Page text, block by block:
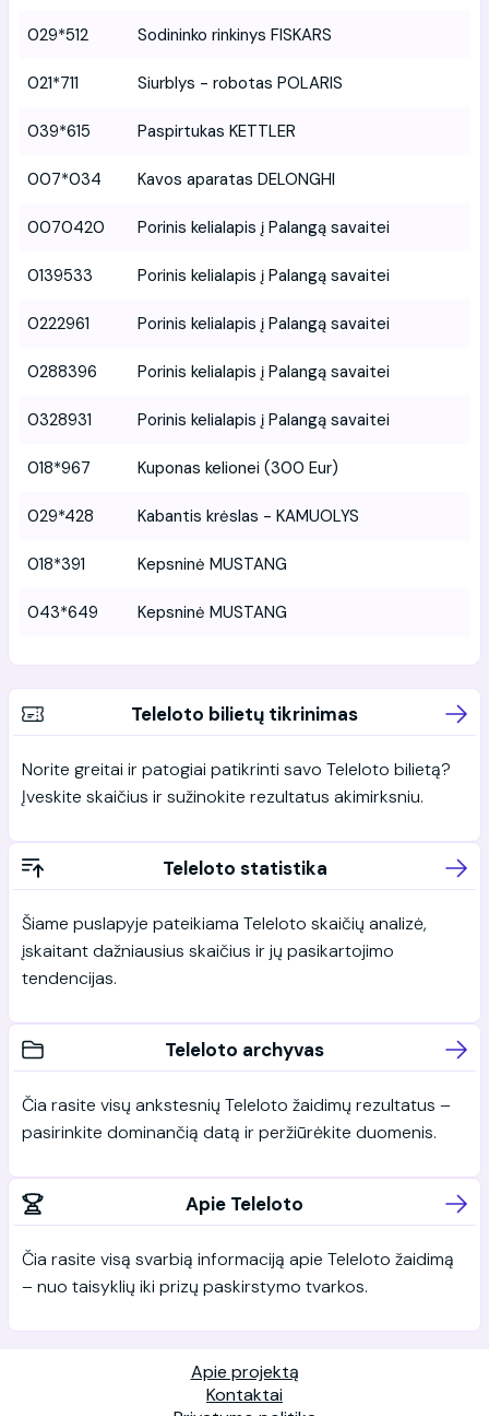
029*512 Sodininko rinkinys FISKARS
021*711 Siurblys - robotas POLARIS
039*615 Paspirtukas KETTLER
007*034 Kavos aparatas DELONGHI
0070420 Porinis kelialapis į Palangą savaitei
0139533 Porinis kelialapis į Palangą savaitei
0222961 Porinis kelialapis į Palangą savaitei
0288396 Porinis kelialapis į Palangą savaitei
0328931 Porinis kelialapis į Palangą savaitei
018*967 Kuponas kelionei (300 Eur)
029*428 Kabantis krėslas - KAMUOLYS
018*391 Kepsninė MUSTANG
043*649 Kepsninė MUSTANG
Teleloto bilietų tikrinimas
Norite greitai ir patogiai patikrinti savo Teleloto bilietą?
Įveskite skaičius ir sužinokite rezultatus akimirksniu.
Teleloto statistika
Šiame puslapyje pateikiama Teleloto skaičių analizė,
įskaitant dažniausius skaičius ir jų pasikartojimo
tendencijas.
Teleloto archyvas
Čia rasite visų ankstesnių Teleloto žaidimų rezultatus –
pasirinkite dominančią datą ir peržiūrėkite duomenis.
Apie Teleloto
Čia rasite visą svarbią informaciją apie Teleloto žaidimą
– nuo taisyklių iki prizų paskirstymo tvarkos.
Apie projektą
Kontaktai